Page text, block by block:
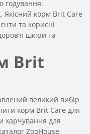
годування.
Якісний корм Brit Care
та корисні
шкіри та
Brit
великий вибір
корм Brit Care для
харчування для
ZooHouse